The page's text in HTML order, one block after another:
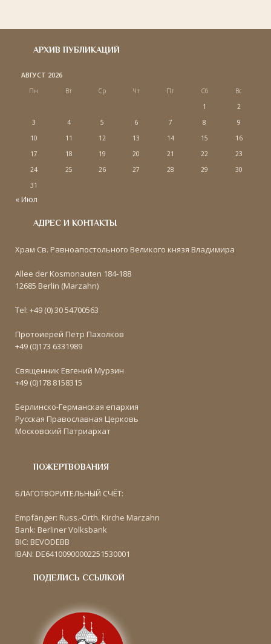
АРХИВ ПУБЛИКАЦИЙ
АВГУСТ 2026
Пн
Вт Ср Чт Пт Сб
Вс
1
2
3
4 5 6 7 8
9
10
11 12 13 14 15
16
17
18 19 20 21 22
23
24
25 26 27 28 29
30
31
« Июл
АДРЕС И КОНТАКТЫ
Храм Св. Равноапостольного Великого князя Владимира
Allee der Kosmonauten 184-188
12685 Berlin (Marzahn)
Tel: +49 (0) 30 54700563
Протоиерей Петр Пахолков
+49 (0)173 6331989
Священник Евгений Мурзин
+49 (0)178 8158315
Берлинско-Германская епархия
Русская Православная Церковь
Московский Патриархат
ПОЖЕРТВОВАНИЯ
БЛАГОТВОРИТЕЛЬНЫЙ СЧЁТ:
Empfänger: Russ.-Orth. Kirche Marzahn
Bank: Berliner Volksbank
BIC: BEVODEBB
IBAN: DE64100900002251530001
ПОДЕЛИСЬ ССЫЛКОЙ